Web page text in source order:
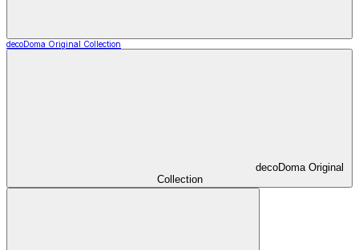
decoDoma Original Collection
decoDoma Original
Collection